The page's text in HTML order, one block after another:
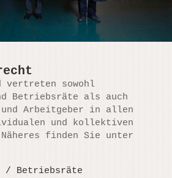
vertreten sowohl
Betriebsräte als auch
und Arbeitgeber in allen
und kollektiven
finden Sie unter
/ Betriebsräte